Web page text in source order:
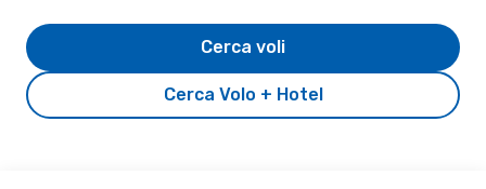
Cerca Volo + Hotel
Cerca voli